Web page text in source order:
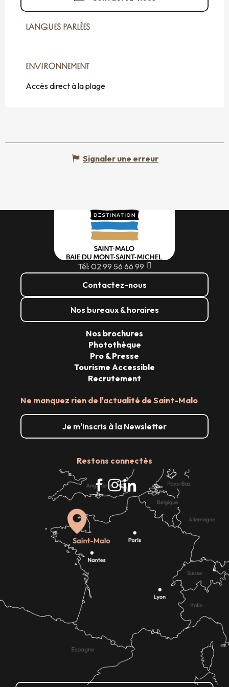
LANGUES PARLÉES
LANGUES PARLÉES
ENVIRONNEMENT
ENVIRONNEMENT
Accès direct à la plage
Signaler une erreur
Tél: 02 99 56 66 99
Contactez-nous
Nos bureaux & horaires
Ne manquez rien de l'actualité de Saint-Malo
Je m'inscris à la Newsletter
Restons connectés
Nos brochures
Photothèque
Pro & Presse
Tourisme Accessible
Recrutement